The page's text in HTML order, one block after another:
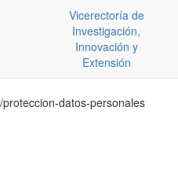
Vicerectoría de
Investigación,
Innovación y
Extensión
datos-personales